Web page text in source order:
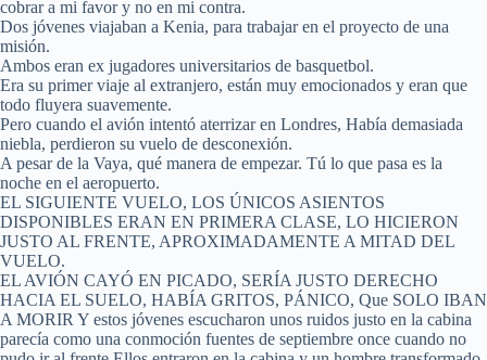
cobrar a mi favor y no en mi contra.
Dos jóvenes viajaban a Kenia, para trabajar en el proyecto de una
misión.
Ambos eran ex jugadores universitarios de basquetbol.
Era su primer viaje al extranjero, están muy emocionados y eran que
todo fluyera suavemente.
Pero cuando el avión intentó aterrizar en Londres, Había demasiada
niebla, perdieron su vuelo de desconexión.
A pesar de la Vaya, qué manera de empezar. Tú lo que pasa es la
noche en el aeropuerto.
EL SIGUIENTE VUELO, LOS ÚNICOS ASIENTOS
DISPONIBLES ERAN EN PRIMERA CLASE, LO HICIERON
JUSTO AL FRENTE, APROXIMADAMENTE A MITAD DEL
VUELO.
EL AVIÓN CAYÓ EN PICADO, SERÍA JUSTO DERECHO
HACIA EL SUELO, HABÍA GRITOS, PÁNICO, Que SOLO IBAN
A MORIR Y estos jóvenes escucharon unos ruidos justo en la cabina
parecía como una conmoción fuentes de septiembre once cuando no